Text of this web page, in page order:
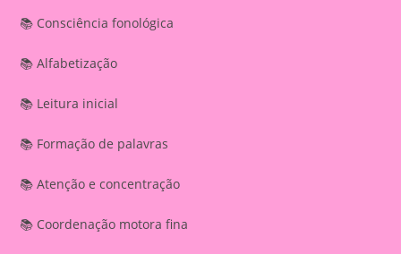
📚 Consciência fonológica
📚 Alfabetização
📚 Leitura inicial
📚 Formação de palavras
📚 Atenção e concentração
📚 Coordenação motora fina